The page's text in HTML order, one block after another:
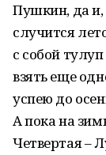
Пушкин, да и,
случится
с собой
взять еще
успею до
А пока на
Четвертая –